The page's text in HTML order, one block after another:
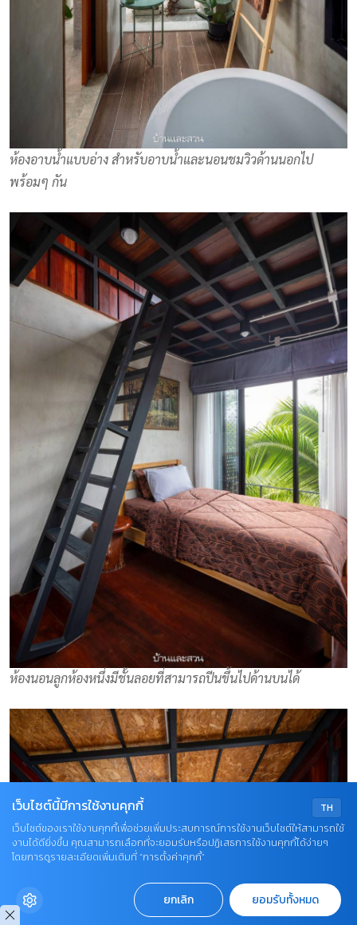
ห้องอาบน้ำแบบอ่าง สำหรับอาบน้ำและนอนชมวิวด้านนอกไป
พร้อมๆ กัน
ห้องนอนลูกห้องหนึ่งมีชั้นลอยที่สามารถปีนขึ้นไปด้านบนได้
TH
เว็บไซต์นี้มีการใช้งานคุกกี้
เว็บไซต์ของเราใช้งานคุกกี้เพื่อช่วยเพิ่มประสบการณ์การใช้งานเว็บไซต์ให้สามารถใช้
งานได้ดียิ่งขึ้น คุณสามารถเลือกที่จะยอมรับหรือปฏิเสธการใช้งานคุกกี้ได้ง่ายๆ
โดยการดูรายละเอียดเพิ่มเติมที่ “การตั้งค่าคุกกี้”
ยกเลิก ยอมรับทั้งหมด